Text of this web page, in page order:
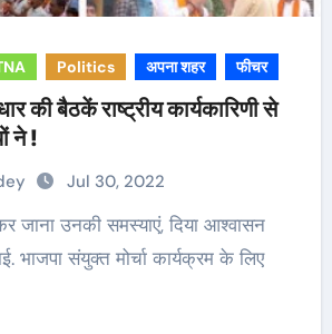
Politics अपना शहर फीचर
की बैठकें राष्ट्रीय कार्यकारिणी से
ने !
Jul 30, 2022
भाजपा संयुक्त मोर्चा कार्यक्रम के लिए